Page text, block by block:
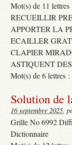
Mot(s) de 11
RECUEILLIR
APPORTER LA
ECAILLER
CLAPIER
ASTIQUENT
Mot(s) de 6
Solution de
16 septembre 2025,
Grille No 6992
Dictionnaire